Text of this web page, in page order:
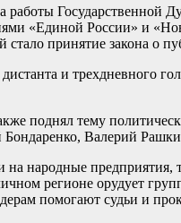
работы Государственной
«Единой России» и
принятие закона о
и трехдневного
поднял тему
Валерий
на народные
регионе орудует
помогают судьи и